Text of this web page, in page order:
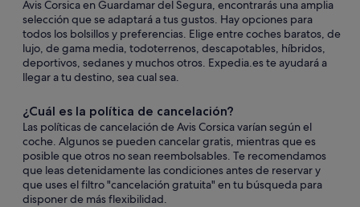
Avis Corsica en Guardamar del Segura, encontrarás una amplia
selección que se adaptará a tus gustos. Hay opciones para
todos los bolsillos y preferencias. Elige entre coches baratos, de
lujo, de gama media, todoterrenos, descapotables, híbridos,
deportivos, sedanes y muchos otros. Expedia.es te ayudará a
llegar a tu destino, sea cual sea.
¿Cuál es la política de cancelación?
Las políticas de cancelación de Avis Corsica varían según el
coche. Algunos se pueden cancelar gratis, mientras que es
posible que otros no sean reembolsables. Te recomendamos
que leas detenidamente las condiciones antes de reservar y
que uses el filtro "cancelación gratuita" en tu búsqueda para
disponer de más flexibilidad.